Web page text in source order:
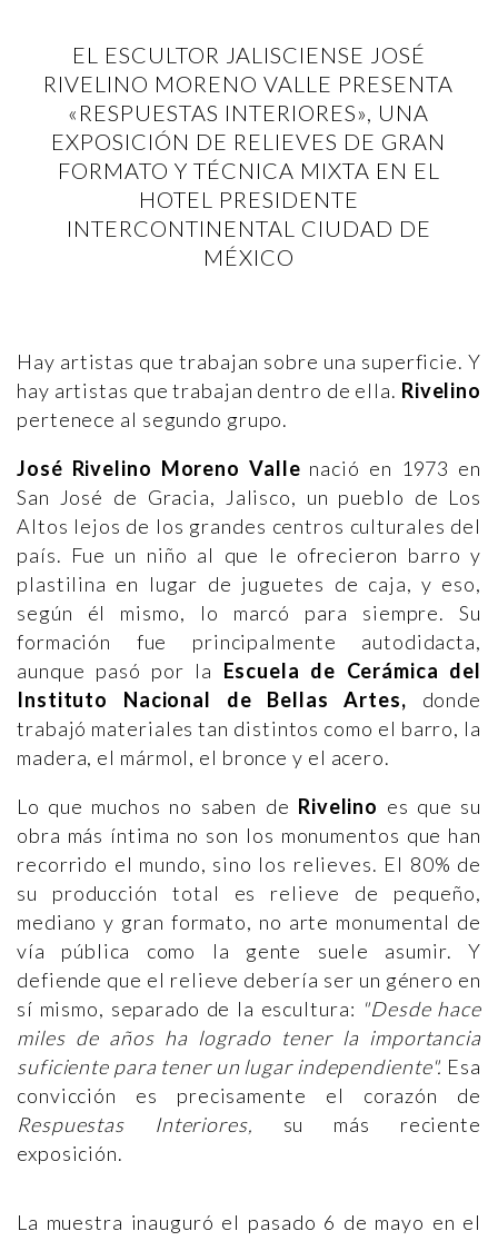
EL ESCULTOR JALISCIENSE JOSÉ
RIVELINO MORENO VALLE PRESENTA
«RESPUESTAS INTERIORES», UNA
EXPOSICIÓN DE RELIEVES DE GRAN
FORMATO Y TÉCNICA MIXTA EN EL
HOTEL PRESIDENTE
INTERCONTINENTAL CIUDAD DE
MÉXICO
Hay artistas que trabajan sobre una superficie. Y
hay artistas que trabajan dentro de ella. Rivelino
pertenece al segundo grupo.
José Rivelino Moreno Valle nació en 1973 en
San José de Gracia, Jalisco, un pueblo de Los
Altos lejos de los grandes centros culturales del
país. Fue un niño al que le ofrecieron barro y
plastilina en lugar de juguetes de caja, y eso,
según él mismo, lo marcó para siempre. Su
formación fue principalmente autodidacta,
aunque pasó por la Escuela de Cerámica del
Instituto Nacional de Bellas Artes, donde
trabajó materiales tan distintos como el barro, la
madera, el mármol, el bronce y el acero.
Lo que muchos no saben de Rivelino es que su
obra más íntima no son los monumentos que han
recorrido el mundo, sino los relieves. El 80% de
su producción total es relieve de pequeño,
mediano y gran formato, no arte monumental de
vía pública como la gente suele asumir. Y
defiende que el relieve debería ser un género en
sí mismo, separado de la escultura: "Desde hace
miles de años ha logrado tener la importancia
suficiente para tener un lugar independiente". Esa
convicción es precisamente el corazón de
Respuestas Interiores, su más reciente
exposición.
La muestra inauguró el pasado 6 de mayo en el